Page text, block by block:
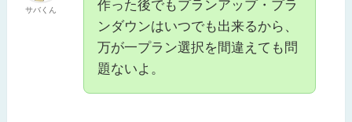
サバくん
作った後でもプランアップ・プラ
ンダウンはいつでも出来るから、
万が一プラン選択を間違えても問
題ないよ。